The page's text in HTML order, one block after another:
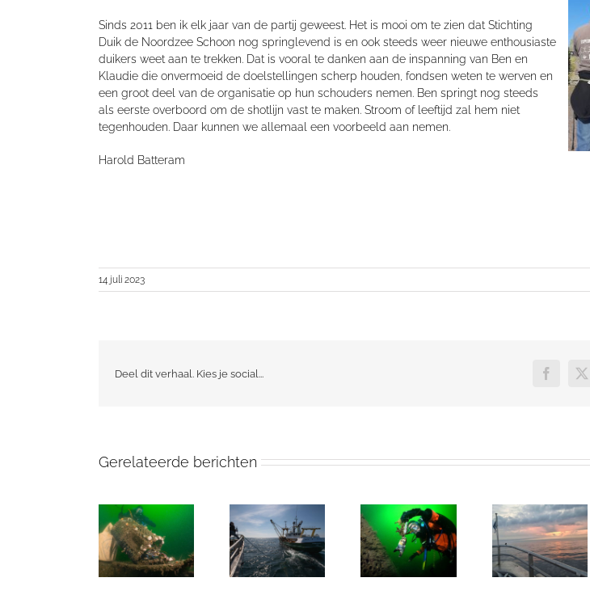
Sinds 2011 ben ik elk jaar van de partij geweest. Het is mooi om te zien dat Stichting
Duik de Noordzee Schoon nog springlevend is en ook steeds weer nieuwe enthousiaste
duikers weet aan te trekken. Dat is vooral te danken aan de inspanning van Ben en
Klaudie die onvermoeid de doelstellingen scherp houden, fondsen weten te werven en
een groot deel van de organisatie op hun schouders nemen. Ben springt nog steeds
als eerste overboord om de shotlijn vast te maken. Stroom of leeftijd zal hem niet
tegenhouden. Daar kunnen we allemaal een voorbeeld aan nemen.
Harold Batteram
14 juli 2023
Deel dit verhaal. Kies je social... Facebook
X
Gerelateerde berichten